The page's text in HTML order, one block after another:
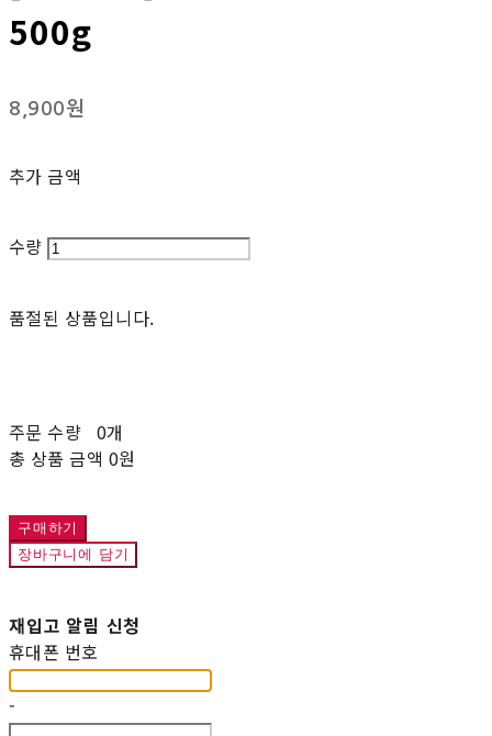
500g
8,900원
추가 금액
수량
품절된 상품입니다.
주문 수량 0개
총 상품 금액 0원
구매하기
장바구니에 담기
재입고 알림 신청
휴대폰 번호
-